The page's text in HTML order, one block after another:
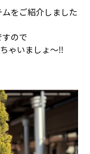
をご紹介しました
ので
ゃいましょ～‼